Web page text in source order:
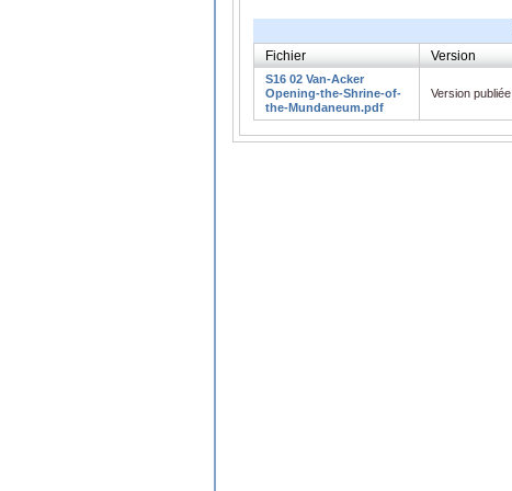
Fichier Version
S16 02 Van-Acker
Opening-the-Shrine-of-
the-Mundaneum.pdf
Version publiée